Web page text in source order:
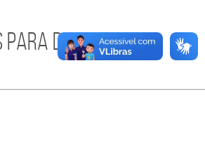
para download